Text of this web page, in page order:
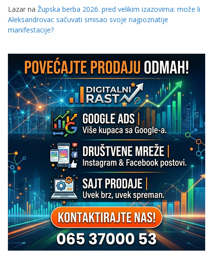
Lazar na Župska berba 2026. pred velikim izazovima: može li
Aleksandrovac sačuvati smisao svoje najpoznatije
manifestacije?